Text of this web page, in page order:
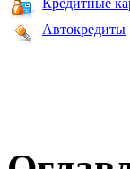
Кредитные
Автокредиты